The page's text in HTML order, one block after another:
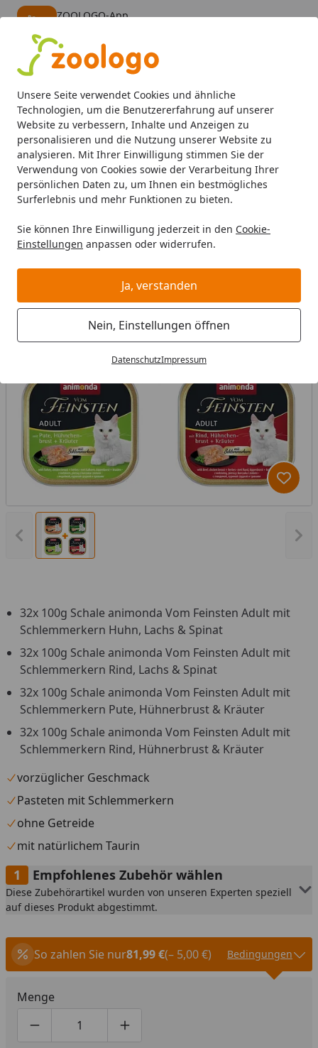
Unsere Seite verwendet Cookies und ähnliche
Technologien, um die Benutzererfahrung auf unserer
Website zu verbessern, Inhalte und Anzeigen zu
personalisieren und die Nutzung unserer Website zu
analysieren. Mit Ihrer Einwilligung stimmen Sie der
Verwendung von Cookies sowie der Verarbeitung Ihrer
persönlichen Daten zu, um Ihnen ein bestmögliches
Surferlebnis und mehr Funktionen zu bieten.
Sie können Ihre Einwilligung jederzeit in den Cookie-
Einstellungen anpassen oder widerrufen.
Ja, verstanden
Nein, Einstellungen öffnen
DatenschutzImpressum
ZOOLOGO-App
Alle Produkte
Mein Konto
Suchen
Startseite
Katze Katzenfutter Nassfutter Mixpakete animonda
animonda Vom Feinsten Adult 100g
Schale Mixpaket 3 Katzennassfutter
Vorheriges Bild anzeigen
32x 100g Schale animonda Vom Feinsten Adult mit
Schlemmerkern Huhn, Lachs & Spinat
32x 100g Schale animonda Vom Feinsten Adult mit
Schlemmerkern Rind, Lachs & Spinat
32x 100g Schale animonda Vom Feinsten Adult mit
Schlemmerkern Pute, Hühnerbrust & Kräuter
32x 100g Schale animonda Vom Feinsten Adult mit
Schlemmerkern Rind, Hühnerbrust & Kräuter
vorzüglicher Geschmack
Pasteten mit Schlemmerkern
ohne Getreide
mit natürlichem Taurin
Empfohlenes Zubehör wählen
Diese Zubehörartikel wurden von unseren Experten speziell
auf dieses Produkt abgestimmt.
So zahlen Sie nur81,99 €(– 5,00 €) Bedingungen
Menge
Produktmenge um eins verringern
Produktmenge manuell eingeben
Produktmenge um eins erhöhen